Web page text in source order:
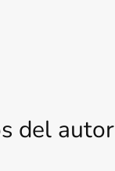
del autor